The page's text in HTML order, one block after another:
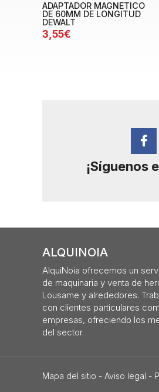
ADAPTADOR MAGNETICO
DE 60MM DE LONGITUD
DEWALT
3,55€
¡Síguenos
ALQUINOIA
AlquiNoia ofrecemos un
de maquinaria y venta de
Lousame y alrededores.
con clientes particulares
empresas, ofreciendo los
del sector.
Mapa del sitio - Aviso legal -